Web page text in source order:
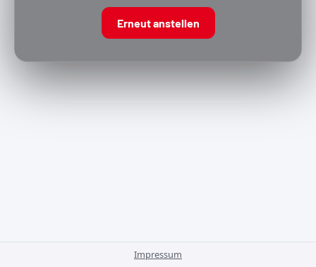
Erneut anstellen
Impressum